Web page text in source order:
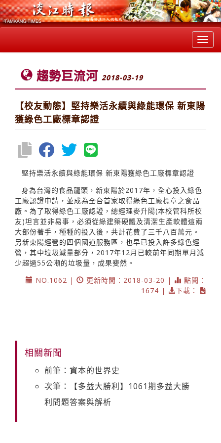
趨勢巨流河 2018-03-19
【校友動態】堅持樂活永續與綠能環保 新東陽
獲綠色工廠標章認證
堅持樂活永續與綠能環保 新東陽獲綠色工廠標章認證
身為台灣的食品龍頭，新東陽於2017年，全心投入綠色
工廠認證申請，並成為全台首家取得綠色工廠標章之食品
廠。為了取得綠色工廠認證，總經理麥升陽(本校管科所校
友)坦言並非易事，必須從綠建築硬體及清潔生產軟體這兩
大部份著手，種種的投入後，共計花費了三千八百萬元。
另新東陽經營的四個國道服務區，也早已投入許多綠色經
營，其中垃圾減量部分，2017年12月已較前年同期單月減
少超過55公噸的垃圾量，成果斐然。
NO.1062 |
更新時間：2018-03-20 |
點閱：
1674 |
下載：
相關新聞
前筆：資本的世界史
次筆：【多益大勝利】1061期多益大勝
利問題答案與解析